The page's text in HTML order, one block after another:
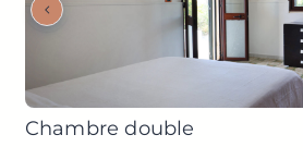
Chambre double